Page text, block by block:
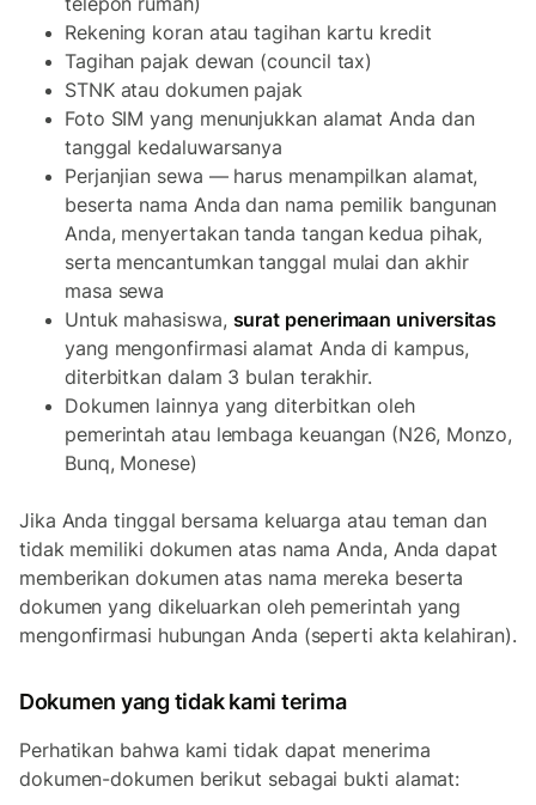
Rekening koran atau tagihan kartu kredit
Tagihan pajak dewan (council tax)
STNK atau dokumen pajak
Foto SIM yang menunjukkan alamat Anda dan
tanggal kedaluwarsanya
Perjanjian sewa — harus menampilkan alamat,
beserta nama Anda dan nama pemilik bangunan
Anda, menyertakan tanda tangan kedua pihak,
serta mencantumkan tanggal mulai dan akhir
masa sewa
Untuk mahasiswa, surat penerimaan universitas
yang mengonfirmasi alamat Anda di kampus,
diterbitkan dalam 3 bulan terakhir.
Dokumen lainnya yang diterbitkan oleh
pemerintah atau lembaga keuangan (N26, Monzo,
Bunq, Monese)
Jika Anda tinggal bersama keluarga atau teman dan
tidak memiliki dokumen atas nama Anda, Anda dapat
memberikan dokumen atas nama mereka beserta
dokumen yang dikeluarkan oleh pemerintah yang
mengonfirmasi hubungan Anda (seperti akta kelahiran).
Dokumen yang tidak kami terima
Perhatikan bahwa kami tidak dapat menerima
dokumen-dokumen berikut sebagai bukti alamat: